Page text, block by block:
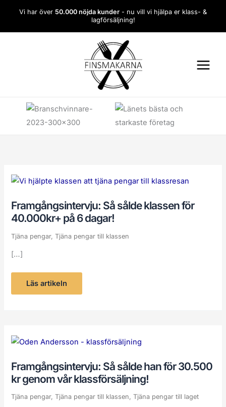
innehåll
Vi har över 50.000 nöjda kunder - nu vill vi hjälpa er klass- &
lagförsäljning!
Framgångsintervju: Så sålde klassen för
40.000kr+ på 6 dagar!
Tjäna pengar,Tjäna pengar till klassen
[…]
Framgångsintervju:
Så
klassen
för
40.000kr+
på
dagar!
Läs artikeln
Framgångsintervju: Så sålde han för 30.500
kr genom vår klassförsäljning!
Tjäna pengar,Tjäna pengar till klassen,Tjäna pengar till laget
Framgångsintervju:
Så
för
30.500
kr
genom
vår
klassförsäljning!